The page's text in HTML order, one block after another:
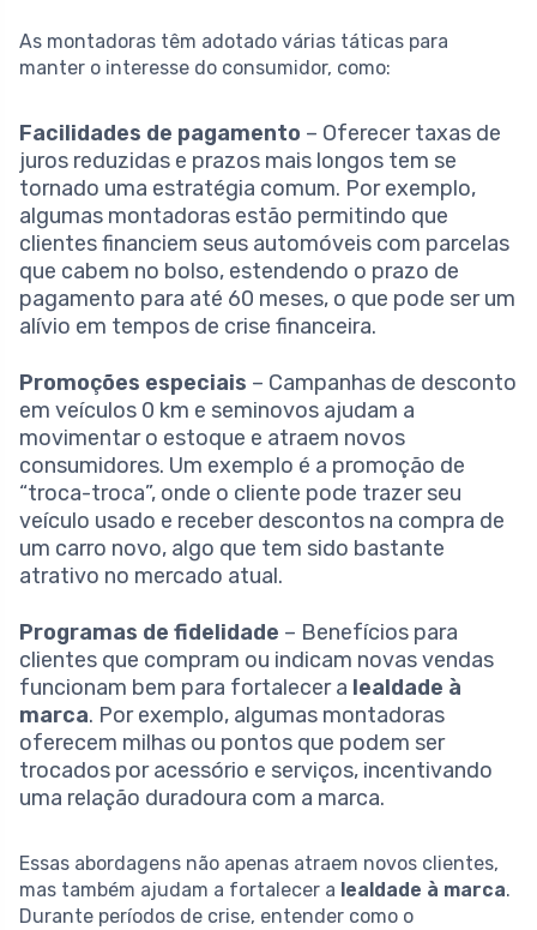
As montadoras têm adotado várias táticas para
manter o interesse do consumidor, como:
Facilidades de pagamento – Oferecer taxas de
juros reduzidas e prazos mais longos tem se
tornado uma estratégia comum. Por exemplo,
algumas montadoras estão permitindo que
clientes financiem seus automóveis com parcelas
que cabem no bolso, estendendo o prazo de
pagamento para até 60 meses, o que pode ser um
alívio em tempos de crise financeira.
Promoções especiais – Campanhas de desconto
em veículos 0 km e seminovos ajudam a
movimentar o estoque e atraem novos
consumidores. Um exemplo é a promoção de
“troca-troca”, onde o cliente pode trazer seu
veículo usado e receber descontos na compra de
um carro novo, algo que tem sido bastante
atrativo no mercado atual.
Programas de fidelidade – Benefícios para
clientes que compram ou indicam novas vendas
funcionam bem para fortalecer a lealdade à
marca. Por exemplo, algumas montadoras
oferecem milhas ou pontos que podem ser
trocados por acessório e serviços, incentivando
uma relação duradoura com a marca.
Essas abordagens não apenas atraem novos clientes,
mas também ajudam a fortalecer a lealdade à marca.
Durante períodos de crise, entender como o